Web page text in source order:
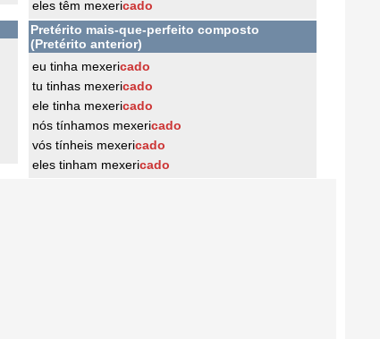
eles têm mexericado
Pretérito mais-que-perfeito composto
(Pretérito anterior)
eu tinha mexericado
tu tinhas mexericado
ele tinha mexericado
nós tínhamos mexericado
vós tínheis mexericado
eles tinham mexericado